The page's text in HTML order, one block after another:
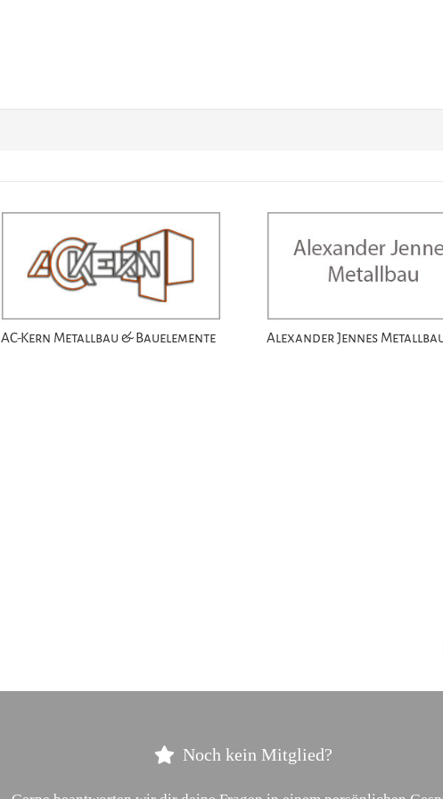
AC-Kern Metallbau & Bauelemente Alexander Jennes
Noch kein Mitglied?